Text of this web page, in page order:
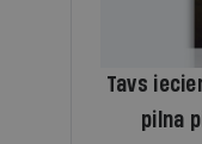
Tavs
pilna